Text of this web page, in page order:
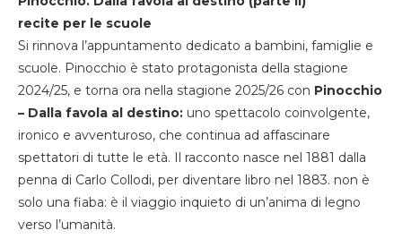
recite per le scuole
Si rinnova l’appuntamento dedicato a bambini, famiglie e
scuole. Pinocchio è stato protagonista della stagione
2024/25, e torna ora nella stagione 2025/26 con Pinocchio
– Dalla favola al destino: uno spettacolo coinvolgente,
ironico e avventuroso, che continua ad affascinare
spettatori di tutte le età. Il racconto nasce nel 1881 dalla
penna di Carlo Collodi, per diventare libro nel 1883. non è
solo una fiaba: è il viaggio inquieto di un’anima di legno
verso l’umanità.